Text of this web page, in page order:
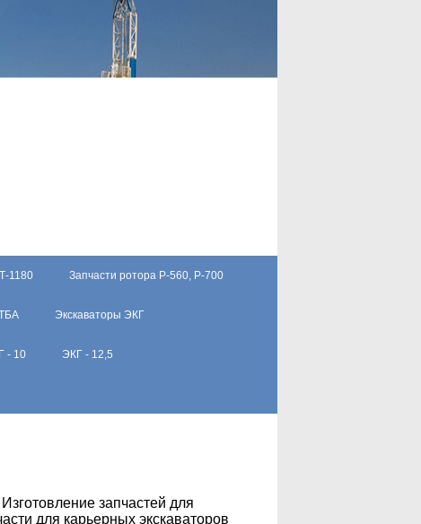
1180 Запчасти ротора Р-560, Р-700
Экскаваторы ЭКГ
- 10 ЭКГ - 12,5
запчастей для
для карьерных экскаваторов